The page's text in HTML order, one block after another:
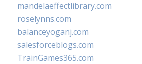
mandelaeffectlibrary.com
roselynns.com
balanceyoganj.com
salesforceblogs.com
TrainGames365.com